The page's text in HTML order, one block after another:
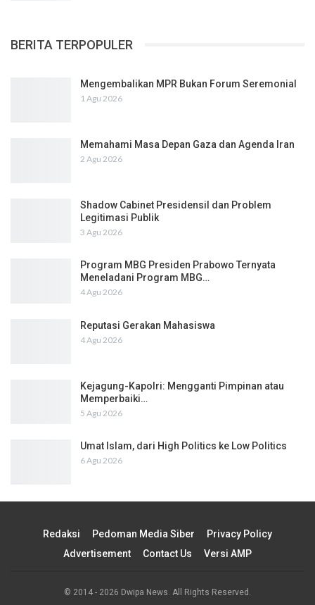
BERITA TERPOPULER
Mengembalikan MPR Bukan Forum Seremonial
1 Agu 2026
Memahami Masa Depan Gaza dan Agenda Iran
2 Agu 2026
Shadow Cabinet Presidensil dan Problem
Legitimasi Publik
3 Agu 2026
Program MBG Presiden Prabowo Ternyata
Meneladani Program MBG…
4 Agu 2026
Reputasi Gerakan Mahasiswa
4 Agu 2026
Kejagung-Kapolri: Mengganti Pimpinan atau
Memperbaiki…
5 Agu 2026
Umat Islam, dari High Politics ke Low Politics
6 Agu 2026
Redaksi Pedoman Media Siber
Privacy Policy
Advertisement
Contact Us Versi AMP
© 2014 - 2026 Dwipa News. All Rights Reserved.